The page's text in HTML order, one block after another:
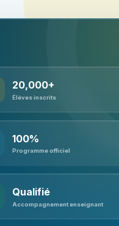
20,000+
Élèves inscrits
100%
Programme officiel
Qualifié
Accompagnement enseignant